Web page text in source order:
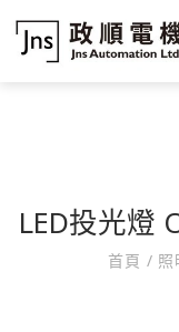
LED投光燈
首頁 /